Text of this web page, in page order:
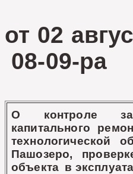
от 02
08-09-ра
О контроле
капитального
технологической
Пашозеро,
объекта в